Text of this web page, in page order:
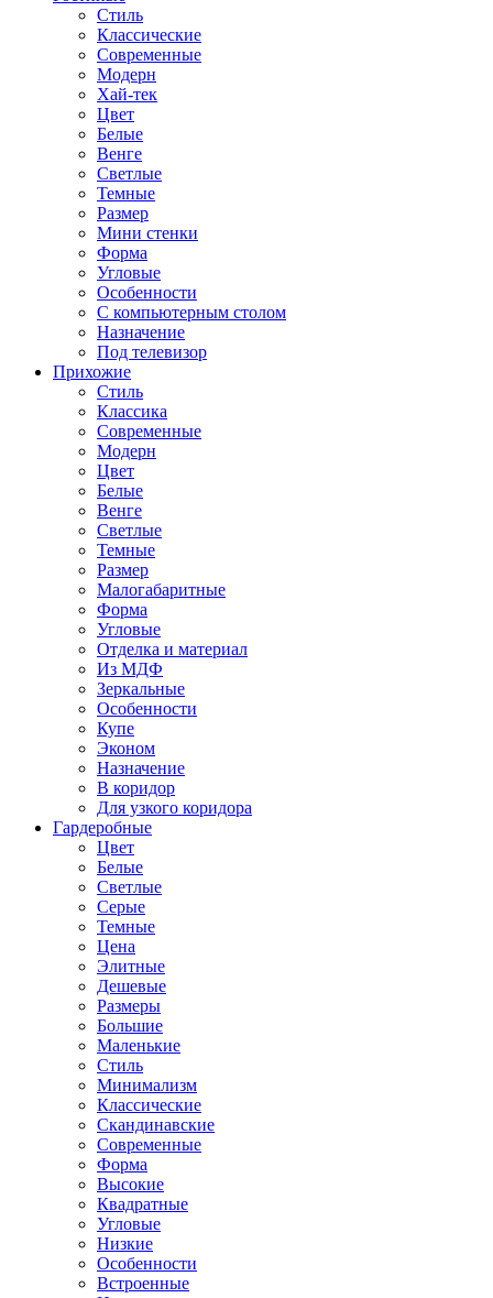
Стиль
Классические
Современные
Модерн
Хай-тек
Цвет
Белые
Венге
Светлые
Темные
Размер
Мини стенки
Форма
Угловые
Особенности
С компьютерным столом
Назначение
Под телевизор
Прихожие
Стиль
Классика
Современные
Модерн
Цвет
Белые
Венге
Светлые
Темные
Размер
Малогабаритные
Форма
Угловые
Отделка и материал
Из МДФ
Зеркальные
Особенности
Купе
Эконом
Назначение
В коридор
Для узкого коридора
Гардеробные
Цвет
Белые
Светлые
Серые
Темные
Цена
Элитные
Дешевые
Размеры
Большие
Маленькие
Стиль
Минимализм
Классические
Скандинавские
Современные
Форма
Высокие
Квадратные
Угловые
Низкие
Особенности
Встроенные